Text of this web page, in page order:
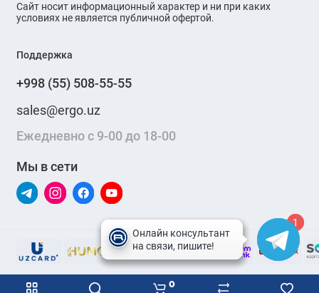
0
Сайт носит информационный характер и ни при каких
условиях не является публичной офертой.
Поддержка
+998 (55) 508-55-55
sales@ergo.uz
Ежедневно с 9-00 до 18-00
Мы в сети
1
1